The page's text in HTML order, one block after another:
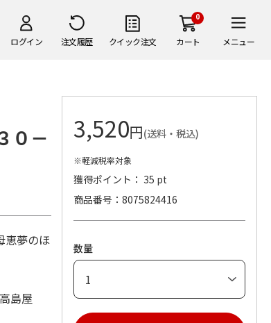
ログイン 注文履歴 クイック注文
0
カート メニュー
０－
恵夢のほ
島屋
3,520円(送料・税込)
※軽減税率対象
獲得ポイント： 35 pt
商品番号
8075824416
数量